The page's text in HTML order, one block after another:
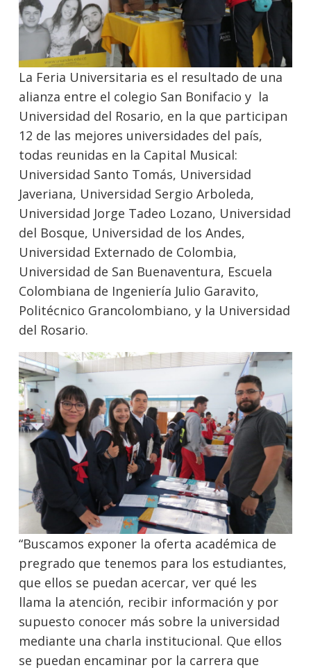
La Feria Universitaria es el resultado de una
alianza entre el colegio San Bonifacio y la
Universidad del Rosario, en la que participan
12 de las mejores universidades del país,
todas reunidas en la Capital Musical:
Universidad Santo Tomás, Universidad
Javeriana, Universidad Sergio Arboleda,
Universidad Jorge Tadeo Lozano, Universidad
del Bosque, Universidad de los Andes,
Universidad Externado de Colombia,
Universidad de San Buenaventura, Escuela
Colombiana de Ingeniería Julio Garavito,
Politécnico Grancolombiano, y la Universidad
del Rosario.
“Buscamos exponer la oferta académica de
pregrado que tenemos para los estudiantes,
que ellos se puedan acercar, ver qué les
llama la atención, recibir información y por
supuesto conocer más sobre la universidad
mediante una charla institucional. Que ellos
se puedan encaminar por la carrera que